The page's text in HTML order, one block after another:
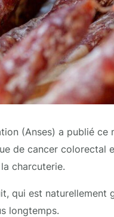
(Anses) a publié
de cancer colorectal
charcuterie.
qui est naturellement
longtemps.